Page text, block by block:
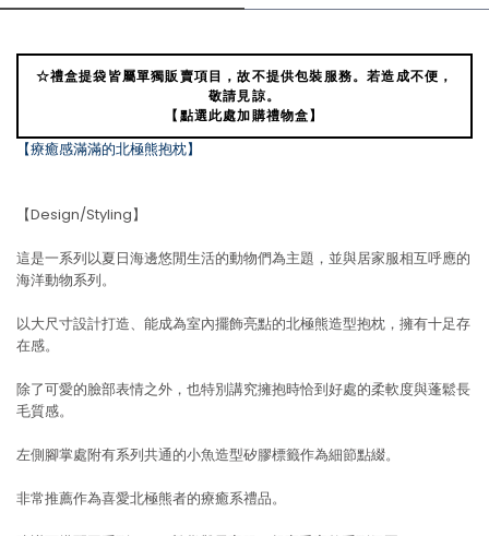
☆禮盒提袋皆屬單獨販賣項目，故不提供包裝服務。若造成不便，
敬請見諒。
【點選此處加購禮物盒】
【療癒感滿滿的北極熊抱枕】
【Design/Styling】
這是一系列以夏日海邊悠閒生活的動物們為主題，並與居家服相互呼應的
海洋動物系列。
以大尺寸設計打造、能成為室內擺飾亮點的北極熊造型抱枕，擁有十足存
在感。
除了可愛的臉部表情之外，也特別講究擁抱時恰到好處的柔軟度與蓬鬆長
毛質感。
左側腳掌處附有系列共通的小魚造型矽膠標籤作為細節點綴。
非常推薦作為喜愛北極熊者的療癒系禮品。